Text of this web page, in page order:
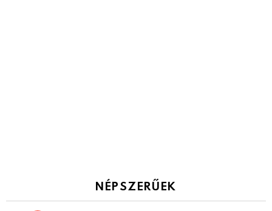
NÉPSZERŰEK